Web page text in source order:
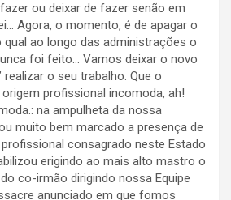
ou deixar de fazer senão em
Agora, o momento, é de apagar o
qual ao longo das administrações o
foi feito… Vamos deixar o novo
realizar o seu trabalho. Que o
profissional incomoda, ah!
na ampulheta da nossa
muito bem marcado a presença de
consagrado neste Estado
erigindo ao mais alto mastro o
co-irmão dirigindo nossa Equipe
anunciado em que fomos